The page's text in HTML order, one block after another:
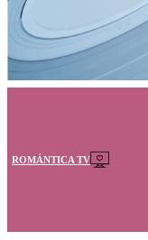
ROMÁNTICA TV